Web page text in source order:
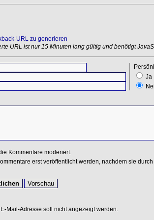
URL zu generieren
URL ist nur 15 Minuten lang gültig und benötigt
Ja
Kommentare moderiert.
erst veröffentlicht werden, nachdem sie
Mail-Adresse soll nicht angezeigt werden.